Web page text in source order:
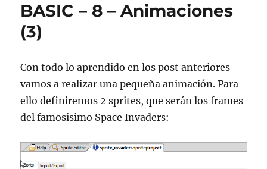
BASIC – 8 – Animaciones
(3)
Con todo lo aprendido en los post anteriores
vamos a realizar una pequeña animación. Para
ello definiremos 2 sprites, que serán los frames
del famosisimo Space Invaders: